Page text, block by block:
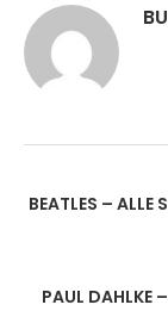
BEATLES –
PAUL DAHLKE